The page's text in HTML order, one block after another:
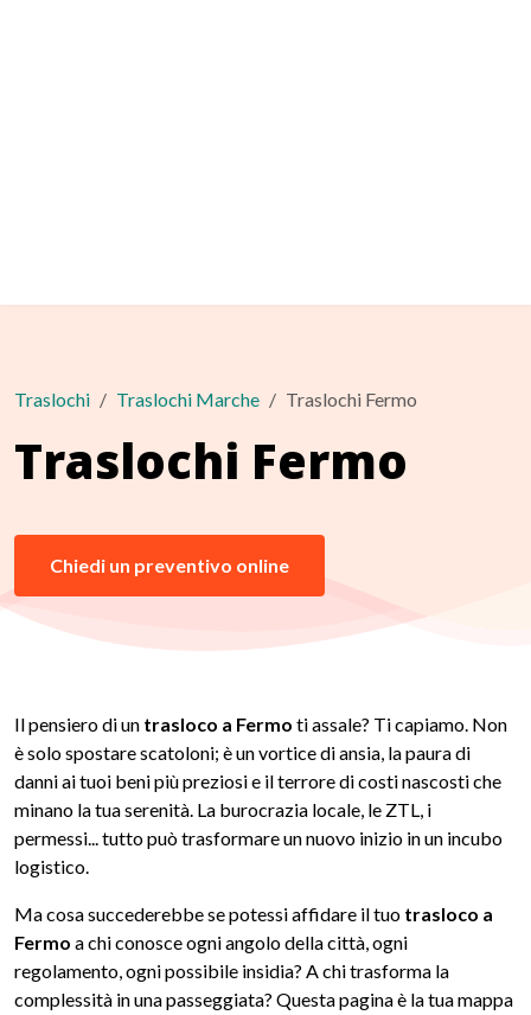
Traslochi Traslochi Marche Traslochi Fermo
Traslochi Fermo
Chiedi un preventivo online
Il pensiero di un trasloco a Fermo ti assale? Ti capiamo. Non
è solo spostare scatoloni; è un vortice di ansia, la paura di
danni ai tuoi beni più preziosi e il terrore di costi nascosti che
minano la tua serenità. La burocrazia locale, le ZTL, i
permessi... tutto può trasformare un nuovo inizio in un incubo
logistico.
Ma cosa succederebbe se potessi affidare il tuo trasloco a
Fermo a chi conosce ogni angolo della città, ogni
regolamento, ogni possibile insidia? A chi trasforma la
complessità in una passeggiata? Questa pagina è la tua mappa